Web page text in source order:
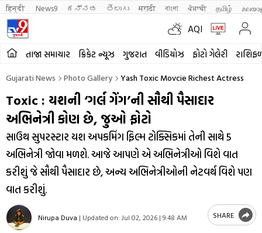
हिन्दी News9 ಕನ್ನಡ తెలుగు मराठी বাংলা ਪੰਜਾਬੀ தமிழ்
AQI
તાજા સમાચાર ક્રિકેટ ન્યૂઝ ગુજરાત વીડિયોઝ ફોટો ગેલેરી
Gujarati News Photo Gallery Yash Toxic Movcie Richest Actress
Toxic : યશની ‘ગર્લ ગેંગ’ની સૌથી પૈસાદાર
અભિનેત્રી કોણ છે, જુઓ ફોટો
સાઉથ સુપરસ્ટાર યશ અપકમિંગ ફિલ્મ ટોક્સિકમાં તેની સાથે 5
અભિનેત્રી જોવા મળશે. આજે આપણે એ અભિનેત્રીઓ વિશે વાત
કરીશું જે સૌથી પૈસાદાર છે, અન્ય અભિનેત્રીઓની નેટવર્થ વિશે પણ
વાત કરીશું.
Nirupa Duva | Updated on: Jul 02, 2026 | 9:48 AM SHARE